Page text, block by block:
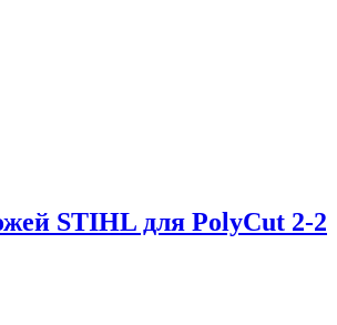
STIHL для PolyCut 2-2